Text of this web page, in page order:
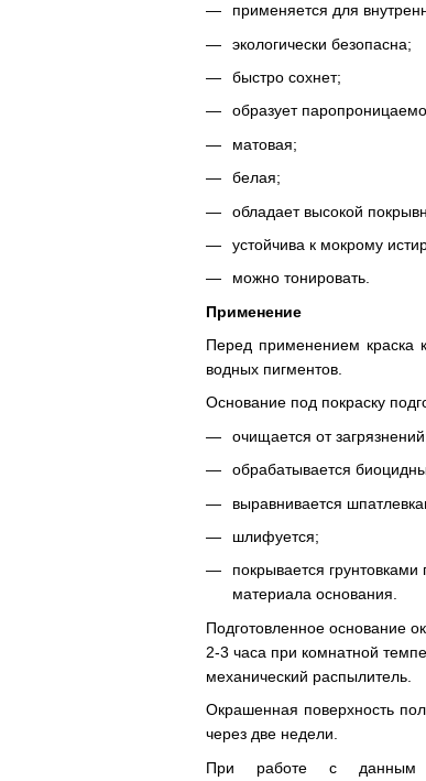
применяется для
экологически безопасна;
быстро сохнет;
образует
матовая;
белая;
обладает высокой
устойчива к мокрому
можно тонировать.
Применение
Перед применением краска
водных пигментов.
Основание под покраску
очищается от
обрабатывается
выравнивается
шлифуется;
покрывается
материала основания.
Подготовленное основание
2-3 часа при комнатной
механический распылитель.
Окрашенная поверхность
через две недели.
При работе с данным